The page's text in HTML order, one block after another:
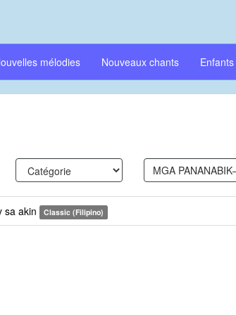
mélodies Nouveaux chants Enfants
sa akin Classic (Filipino)